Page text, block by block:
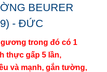
BEURER
- ĐỨC
trong đó có 1
thực gấp 5 lần,
và mạnh, gắn tường,